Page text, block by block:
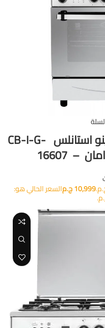
بوتجاز فريش 80سم ايطالينو استانلس CB-I-G-
10,999ج.مالسعر الحالي هو: